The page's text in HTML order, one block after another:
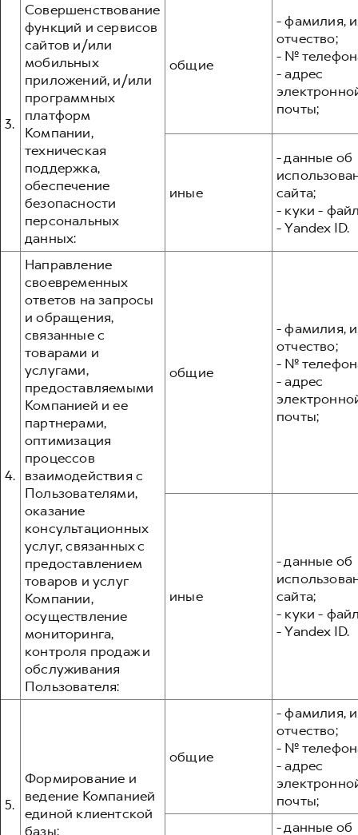
3.
Совершенствование
функций и сервисов
сайтов и/или
мобильных
приложений, и/или
программных
платформ
Компании,
техническая
поддержка,
обеспечение
безопасности
персональных
данных:
общие
- фамилия,
отчество;
- №
- адрес
почты;
иные
- данные об
сайта;
- куки -
- Yandex ID.
4.
Направление
своевременных
ответов на запросы
и обращения,
связанные с
товарами и
услугами,
предоставляемыми
Компанией и ее
партнерами,
оптимизация
процессов
взаимодействия с
Пользователями,
оказание
консультационных
услуг, связанных с
предоставлением
товаров и услуг
Компании,
осуществление
мониторинга,
контроля продаж и
обслуживания
Пользователя:
общие
- фамилия,
отчество;
- №
- адрес
почты;
иные
- данные об
сайта;
- куки -
- Yandex ID.
5.
Формирование и
ведение Компанией
единой клиентской
базы:
общие
- фамилия,
отчество;
- №
- адрес
почты;
- данные об